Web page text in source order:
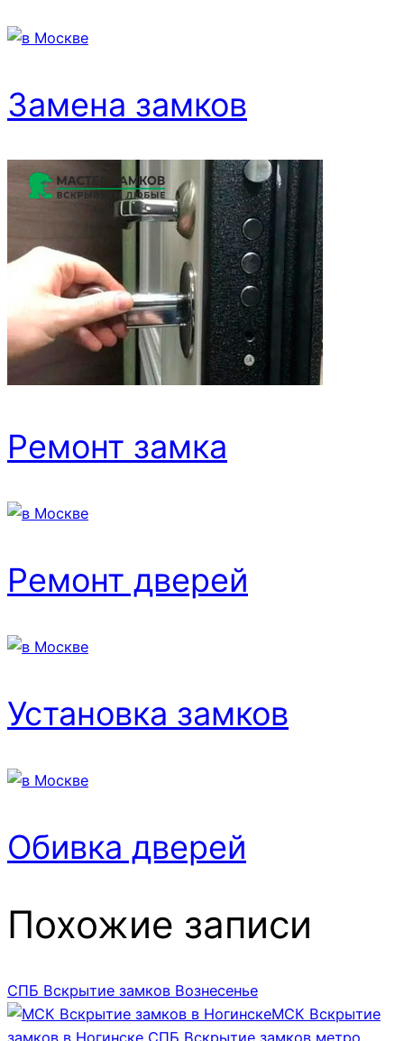
Замена замков
Ремонт замка
Ремонт дверей
Установка замков
Обивка дверей
Похожие записи
СПБ Вскрытие замков Вознесенье
МСК Вскрытие
замков в Ногинске СПБ Вскрытие замков метро